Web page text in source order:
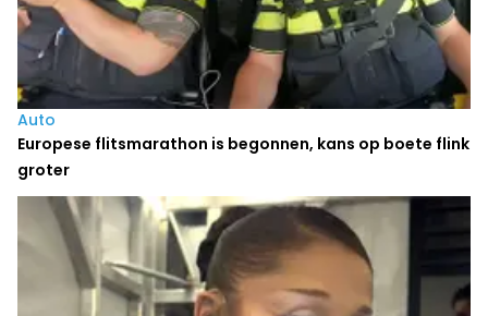
Auto
Europese flitsmarathon is begonnen, kans op boete flink
groter